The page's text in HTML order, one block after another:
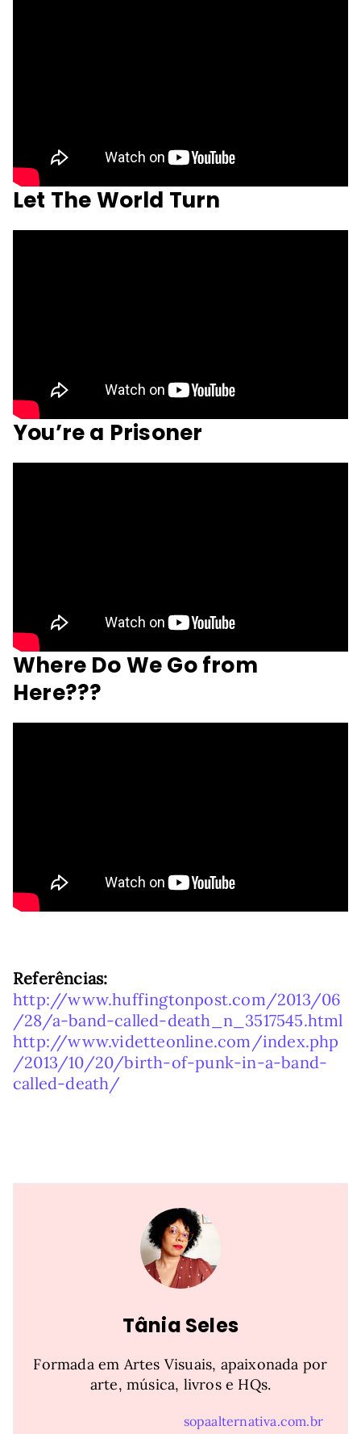
Let The World Turn
You’re a Prisoner
Where Do We Go from
Here???
Referências:
http://www.huffingtonpost.com/2013/06
/28/a-band-called-death_n_3517545.html
http://www.videtteonline.com/index.php
/2013/10/20/birth-of-punk-in-a-band-
called-death/
Tânia Seles
Formada em Artes Visuais, apaixonada por
arte, música, livros e HQs.
sopaalternativa.com.br